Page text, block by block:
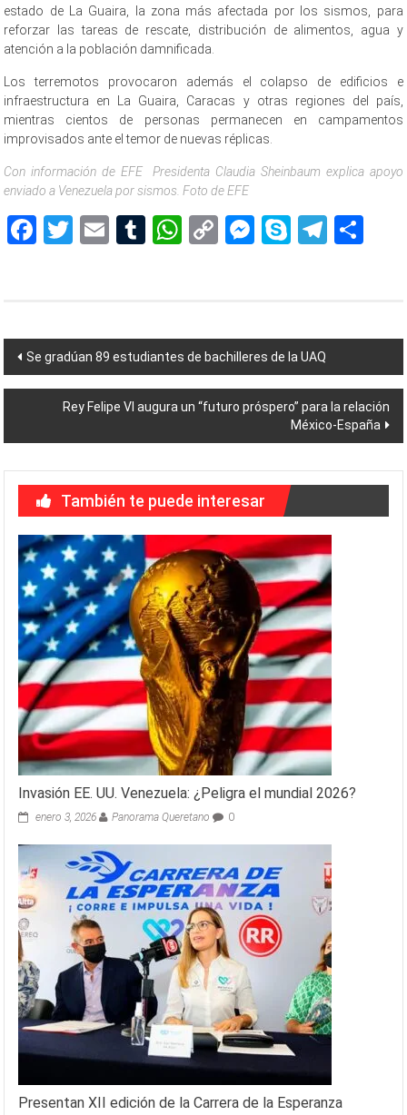
estado de La Guaira, la zona más afectada por los sismos, para
reforzar las tareas de rescate, distribución de alimentos, agua y
atención a la población damnificada.
Los terremotos provocaron además el colapso de edificios e
infraestructura en La Guaira, Caracas y otras regiones del país,
mientras cientos de personas permanecen en campamentos
improvisados ante el temor de nuevas réplicas.
Con información de EFE Presidenta Claudia Sheinbaum explica apoyo
enviado a Venezuela por sismos. Foto de EFE
Facebook
Twitter
EmailTumblr
WhatsApp
CopyMessenger
Skype
Navegación
de
entradas
Se gradúan 89 estudiantes de bachilleres de la UAQ
Rey Felipe VI augura un “futuro próspero” para la relación
México-España
También te puede interesar
Invasión EE. UU. Venezuela: ¿Peligra el mundial 2026?
enero 3, 2026 Panorama Queretano 0
Presentan XII edición de la Carrera de la Esperanza